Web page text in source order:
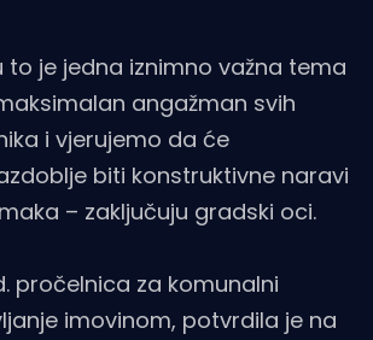
to je jedna iznimno važna tema
angažman svih
i vjerujemo da će
biti konstruktivne naravi
– zaključuju gradski oci.
pročelnica za komunalni
imovinom, potvrdila je na